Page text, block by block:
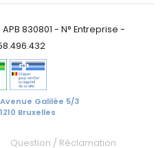
830801 - N° Entreprise -
Avenue Galilée 5/3
1210 Bruxelles
Question / Réclamation